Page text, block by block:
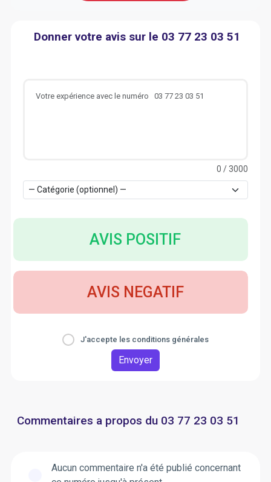
Donner votre avis sur le 03 77 23 03 51
0 / 3000
AVIS POSITIF
AVIS NEGATIF
J'accepte les conditions générales
Envoyer
Commentaires a propos du 03 77 23 03 51
Aucun commentaire n'a été publié concernant